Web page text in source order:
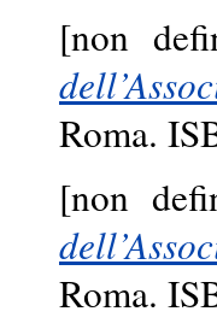
[non
Roma.
[non
Roma.